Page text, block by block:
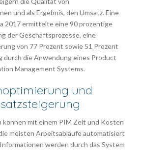
und als Ergebnis, den Umsatz. Eine
2017 ermittelte eine 90 prozentige
der Geschäftsprozesse, eine
von 77 Prozent sowie 51 Prozent
durch die Anwendung eines Product
Management Systems.
und
können mit einem PIM Zeit und Kosten
meisten Arbeitsabläufe automatisiert
werden durch das System